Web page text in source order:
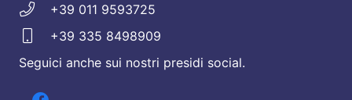
+39 011 9593725
+39 335 8498909
Seguici anche sui nostri presidi social.